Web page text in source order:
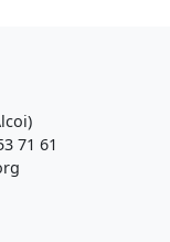
71 61